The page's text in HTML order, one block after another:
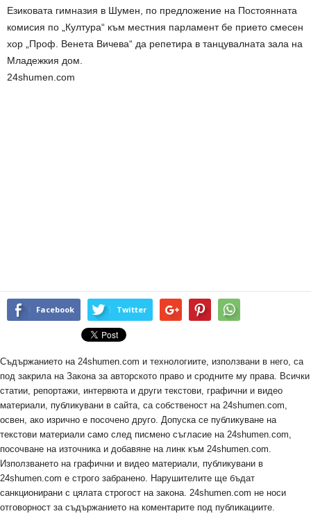
Езиковата гимназия в Шумен, по предложение на Постоянната
комисия по „Култура“ към местния парламент бе прието смесен
хор „Проф. Венета Вичева“ да репетира в танцувалната зала на
Младежкия дом.
24shumen.com
Facebook Twitter
Съдържанието на 24shumen.com и технологиите, използвани в него, са
под закрила на Закона за авторското право и сродните му права. Всички
статии, репортажи, интервюта и други текстови, графични и видео
материали, публикувани в сайта, са собственост на 24shumen.com,
освен, ако изрично е посочено друго. Допуска се публикуване на
текстови материали само след писмено съгласие на 24shumen.com,
посочване на източника и добавяне на линк към 24shumen.com.
Използването на графични и видео материали, публикувани в
24shumen.com е строго забранено. Нарушителите ще бъдат
санкционирани с цялата строгост на закона. 24shumen.com не носи
отговорност за съдържанието на коментарите под публикациите.